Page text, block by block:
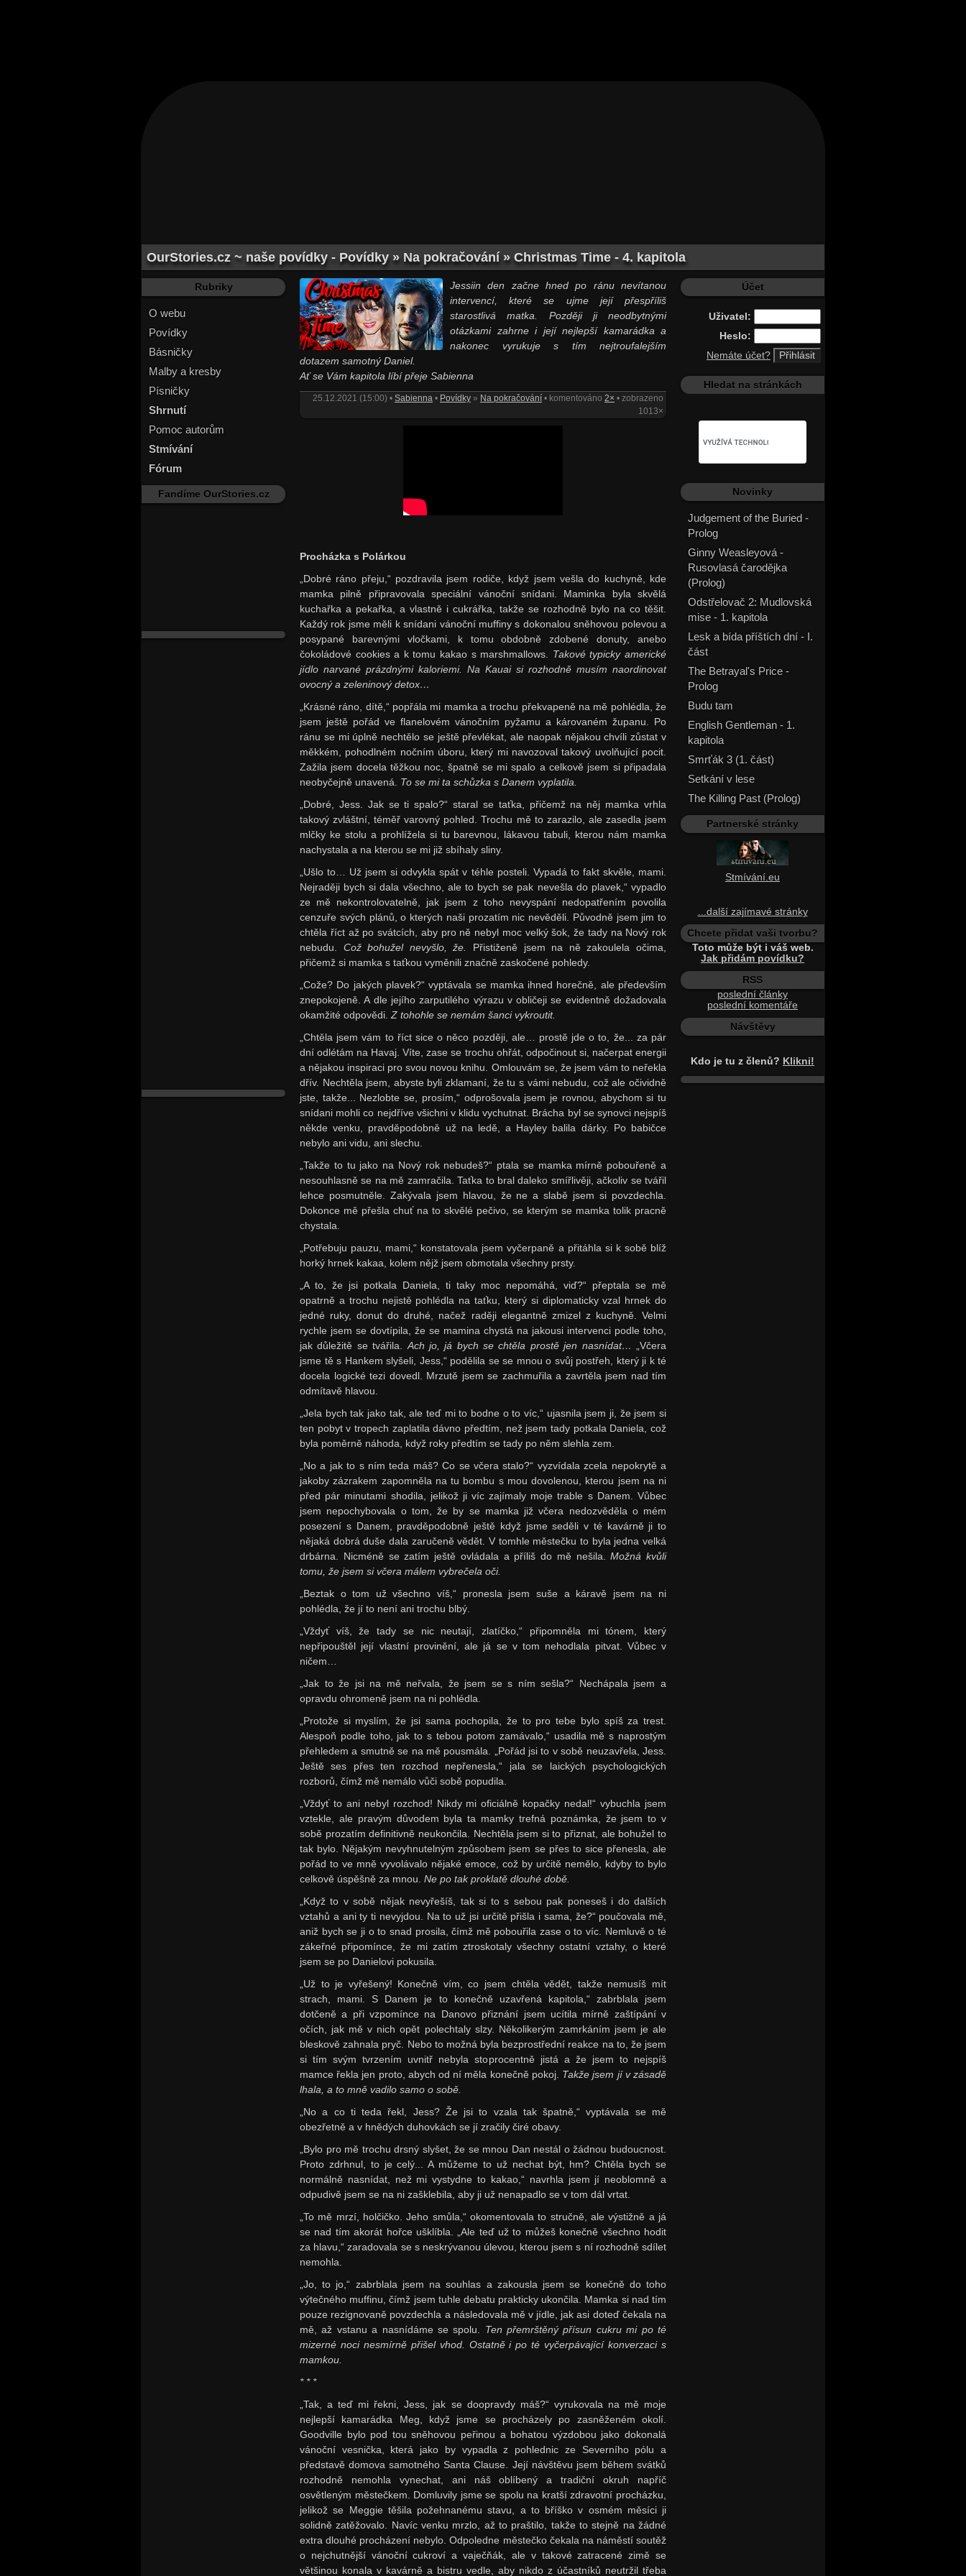
OurStories.cz ~ naše povídky - Povídky » Na pokračování » Christmas Time - 4. kapitola
Rubriky
O webu
Povídky
Básničky
Malby a kresby
Písničky
Shrnutí
Pomoc autorům
Stmívání
Fórum
Fandíme OurStories.cz
Jessiin den začne hned po ránu nevítanou
intervencí, které se ujme její přespříliš
starostlivá matka. Později ji neodbytnými
otázkami zahrne i její nejlepší kamarádka a
nakonec vyrukuje s tím nejtroufalejším
dotazem samotný Daniel.
Ať se Vám kapitola líbí přeje Sabienna
25.12.2021 (15:00) • Sabienna • Povídky » Na pokračování • komentováno 2× • zobrazeno
1013×
Procházka s Polárkou
„Dobré ráno přeju,“ pozdravila jsem rodiče, když jsem vešla do kuchyně, kde
mamka pilně připravovala speciální vánoční snídani. Maminka byla skvělá
kuchařka a pekařka, a vlastně i cukrářka, takže se rozhodně bylo na co těšit.
Každý rok jsme měli k snídani vánoční muffiny s dokonalou sněhovou polevou a
posypané barevnými vločkami, k tomu obdobně zdobené donuty, anebo
čokoládové cookies a k tomu kakao s marshmallows. Takové typicky americké
jídlo narvané prázdnými kaloriemi. Na Kauai si rozhodně musím naordinovat
ovocný a zeleninový detox…
„Krásné ráno, dítě,“ popřála mi mamka a trochu překvapeně na mě pohlédla, že
jsem ještě pořád ve flanelovém vánočním pyžamu a károvaném županu. Po
ránu se mi úplně nechtělo se ještě převlékat, ale naopak nějakou chvíli zůstat v
měkkém, pohodlném nočním úboru, který mi navozoval takový uvolňující pocit.
Zažila jsem docela těžkou noc, špatně se mi spalo a celkově jsem si připadala
neobyčejně unavená. To se mi ta schůzka s Danem vyplatila.
„Dobré, Jess. Jak se ti spalo?“ staral se taťka, přičemž na něj mamka vrhla
takový zvláštní, téměř varovný pohled. Trochu mě to zarazilo, ale zasedla jsem
mlčky ke stolu a prohlížela si tu barevnou, lákavou tabuli, kterou nám mamka
nachystala a na kterou se mi již sbíhaly sliny.
„Ušlo to… Už jsem si odvykla spát v téhle posteli. Vypadá to fakt skvěle, mami.
Nejraději bych si dala všechno, ale to bych se pak nevešla do plavek,“ vypadlo
ze mě nekontrolovatelně, jak jsem z toho nevyspání nedopatřením povolila
cenzuře svých plánů, o kterých naši prozatím nic nevěděli. Původně jsem jim to
chtěla říct až po svátcích, aby pro ně nebyl moc velký šok, že tady na Nový rok
nebudu. Což bohužel nevyšlo, že. Přistiženě jsem na ně zakoulela očima,
přičemž si mamka s taťkou vyměnili značně zaskočené pohledy.
„Cože? Do jakých plavek?“ vyptávala se mamka ihned horečně, ale především
znepokojeně. A dle jejího zarputilého výrazu v obličeji se evidentně dožadovala
okamžité odpovědi. Z tohohle se nemám šanci vykroutit.
„Chtěla jsem vám to říct sice o něco později, ale… prostě jde o to, že... za pár
dní odlétám na Havaj. Víte, zase se trochu ohřát, odpočinout si, načerpat energii
a nějakou inspiraci pro svou novou knihu. Omlouvám se, že jsem vám to neřekla
dřív. Nechtěla jsem, abyste byli zklamaní, že tu s vámi nebudu, což ale očividně
jste, takže... Nezlobte se, prosím,“ odprošovala jsem je rovnou, abychom si tu
snídani mohli co nejdříve všichni v klidu vychutnat. Brácha byl se synovci nejspíš
někde venku, pravděpodobně už na ledě, a Hayley balila dárky. Po babičce
nebylo ani vidu, ani slechu.
„Takže to tu jako na Nový rok nebudeš?“ ptala se mamka mírně pobouřeně a
nesouhlasně se na mě zamračila. Taťka to bral daleko smířlivěji, ačkoliv se tvářil
lehce posmutněle. Zakývala jsem hlavou, že ne a slabě jsem si povzdechla.
Dokonce mě přešla chuť na to skvělé pečivo, se kterým se mamka tolik pracně
chystala.
„Potřebuju pauzu, mami,“ konstatovala jsem vyčerpaně a přitáhla si k sobě blíž
horký hrnek kakaa, kolem nějž jsem obmotala všechny prsty.
„A to, že jsi potkala Daniela, ti taky moc nepomáhá, viď?“ přeptala se mě
opatrně a trochu nejistě pohlédla na taťku, který si diplomaticky vzal hrnek do
jedné ruky, donut do druhé, načež raději elegantně zmizel z kuchyně. Velmi
rychle jsem se dovtípila, že se mamina chystá na jakousi intervenci podle toho,
jak důležitě se tvářila. Ach jo, já bych se chtěla prostě jen nasnídat…
„Včera
jsme tě s Hankem slyšeli, Jess,“ podělila se se mnou o svůj postřeh, který ji k té
docela logické tezi dovedl. Mrzutě jsem se zachmuřila a zavrtěla jsem nad tím
odmítavě hlavou.
„Jela bych tak jako tak, ale teď mi to bodne o to víc,“ ujasnila jsem ji, že jsem si
ten pobyt v tropech zaplatila dávno předtím, než jsem tady potkala Daniela, což
byla poměrně náhoda, když roky předtím se tady po něm slehla zem.
„No a jak to s ním teda máš? Co se včera stalo?“ vyzvídala zcela nepokrytě a
jakoby zázrakem zapomněla na tu bombu s mou dovolenou, kterou jsem na ni
před pár minutami shodila, jelikož ji víc zajímaly moje trable s Danem. Vůbec
jsem nepochybovala o tom, že by se mamka již včera nedozvěděla o mém
posezení s Danem, pravděpodobně ještě když jsme seděli v té kavárně ji to
nějaká dobrá duše dala zaručeně vědět. V tomhle městečku to byla jedna velká
drbárna. Nicméně se zatím ještě ovládala a příliš do mě nešila.Možná kvůli
tomu, že jsem si včera málem vybrečela oči.
„Beztak o tom už všechno víš,“ pronesla jsem suše a káravě jsem na ni
pohlédla, že jí to není ani trochu blbý.
„Vždyť víš, že tady se nic neutají, zlatíčko,“ připomněla mi tónem, který
nepřipouštěl její vlastní provinění, ale já se v tom nehodlala pitvat. Vůbec v
ničem…
„Jak to že jsi na mě neřvala, že jsem se s ním sešla?“ Nechápala jsem a
opravdu ohromeně jsem na ni pohlédla.
„Protože si myslím, že jsi sama pochopila, že to pro tebe bylo spíš za trest.
Alespoň podle toho, jak to s tebou potom zamávalo,“ usadila mě s naprostým
přehledem a smutně se na mě pousmála. „Pořád jsi to v sobě neuzavřela, Jess.
Ještě ses přes ten rozchod nepřenesla,“ jala se laických psychologických
rozborů, čímž mě nemálo vůči sobě popudila.
„Vždyť to ani nebyl rozchod! Nikdy mi oficiálně kopačky nedal!“ vybuchla jsem
vztekle, ale pravým důvodem byla ta mamky trefná poznámka, že jsem to v
sobě prozatím definitivně neukončila. Nechtěla jsem si to přiznat, ale bohužel to
tak bylo. Nějakým nevyhnutelným způsobem jsem se přes to sice přenesla, ale
pořád to ve mně vyvolávalo nějaké emoce, což by určitě nemělo, kdyby to bylo
celkově úspěšně za mnou. Ne po tak proklatě dlouhé době.
„Když to v sobě nějak nevyřešíš, tak si to s sebou pak poneseš i do dalších
vztahů a ani ty ti nevyjdou. Na to už jsi určitě přišla i sama, že?“ poučovala mě,
aniž bych se ji o to snad prosila, čímž mě pobouřila zase o to víc. Nemluvě o té
zákeřné připomínce, že mi zatím ztroskotaly všechny ostatní vztahy, o které
jsem se po Danielovi pokusila.
„Už to je vyřešený! Konečně vím, co jsem chtěla vědět, takže nemusíš mít
strach, mami. S Danem je to konečně uzavřená kapitola,“ zabrblala jsem
dotčeně a při vzpomínce na Danovo přiznání jsem ucítila mírně zaštípání v
očích, jak mě v nich opět polechtaly slzy. Několikerým zamrkáním jsem je ale
bleskově zahnala pryč. Nebo to možná byla bezprostřední reakce na to, že jsem
si tím svým tvrzením uvnitř nebyla stoprocentně jistá a že jsem to nejspíš
mamce řekla jen proto, abych od ní měla konečně pokoj. Takže jsem jí v zásadě
lhala, a to mně vadilo samo o sobě.
„No a co ti teda řekl, Jess? Že jsi to vzala tak špatně,“ vyptávala se mě
obezřetně a v hnědých duhovkách se jí zračily čiré obavy.
„Bylo pro mě trochu drsný slyšet, že se mnou Dan nestál o žádnou budoucnost.
Proto zdrhnul, to je celý... A můžeme to už nechat být, hm? Chtěla bych se
normálně nasnídat, než mi vystydne to kakao,“ navrhla jsem jí neoblomně a
odpudivě jsem se na ni zašklebila, aby ji už nenapadlo se v tom dál vrtat.
„To mě mrzí, holčičko. Jeho smůla,“ okomentovala to stručně, ale výstižně a já
se nad tím akorát hořce ušklíbla. „Ale teď už to můžeš konečně všechno hodit
za hlavu,“ zaradovala se s neskrývanou úlevou, kterou jsem s ní rozhodně sdílet
nemohla.
„Jo, to jo,“ zabrblala jsem na souhlas a zakousla jsem se konečně do toho
výtečného muffinu, čímž jsem tuhle debatu prakticky ukončila. Mamka si nad tím
pouze rezignovaně povzdechla a následovala mě v jídle, jak asi doteď čekala na
mě, až vstanu a nasnídáme se spolu. Ten přemrštěný přísun cukru mi po té
mizerné noci nesmírně přišel vhod. Ostatně i po té vyčerpávající konverzaci s
mamkou.
* * *
„Tak, a teď mi řekni, Jess, jak se doopravdy máš?“ vyrukovala na mě moje
nejlepší kamarádka Meg, když jsme se procházely po zasněženém okolí.
Goodville bylo pod tou sněhovou peřinou a bohatou výzdobou jako dokonalá
vánoční vesnička, která jako by vypadla z pohlednic ze Severního pólu a
představě domova samotného Santa Clause. Její návštěvu jsem během svátků
rozhodně nemohla vynechat, ani náš oblíbený a tradiční okruh napříč
osvětleným městečkem. Domluvily jsme se spolu na kratší zdravotní procházku,
jelikož se Meggie těšila požehnanému stavu, a to bříško v osmém měsíci ji
solidně zatěžovalo. Navíc venku mrzlo, až to praštilo, takže to stejně na žádné
extra dlouhé procházení nebylo. Odpoledne městečko čekala na náměstí soutěž
o nejchutnější vánoční cukroví a vaječňák, ale v takové zatracené zimě se
většinou konala v kavárně a bistru vedle, aby nikdo z účastníků neutržil třeba
Účet
Uživatel:
Heslo:
Nemáte účet?
Hledat na stránkách
Novinky
Judgement of the Buried -
Prolog
Ginny Weasleyová -
Rusovlasá čarodějka
(Prolog)
Odstřelovač 2: Mudlovská
mise - 1. kapitola
Lesk a bída příštích dní - I.
část
The Betrayal's Price -
Prolog
Budu tam
English Gentleman - 1.
kapitola
Smrťák 3 (1. část)
Setkání v lese
The Killing Past (Prolog)
Partnerské stránky
Stmívání.eu
...další zajímavé stránky
Chcete přidat vaši tvorbu?
Toto může být i váš web.
Jak přidám povídku?
RSS
poslední články
poslední komentáře
Návštěvy
Kdo je tu z členů? Klikni!